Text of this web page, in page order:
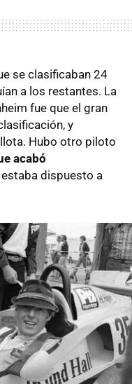
se clasificaban 24
a los restantes. La
fue que el gran
y
Hubo otro piloto
acabó
estaba dispuesto a